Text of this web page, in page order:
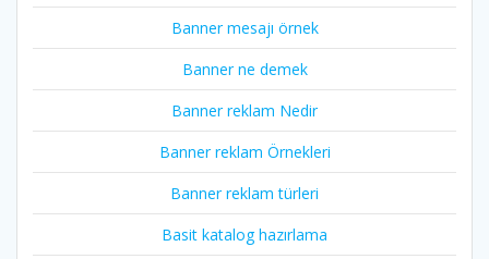
Banner mesajı örnek
Banner ne demek
Banner reklam Nedir
Banner reklam Örnekleri
Banner reklam türleri
Basit katalog hazırlama